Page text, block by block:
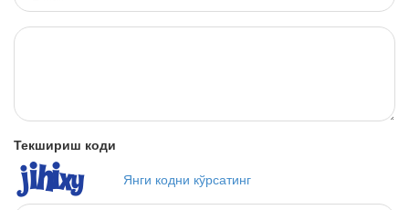
Текшириш коди
Янги кодни кўрсатинг